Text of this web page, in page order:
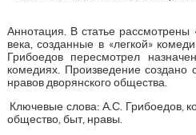
Аннотация. В статье рассмотрены
века, созданные в «легкой»
Грибоедов пересмотрел
комедиях. Произведение
нравов дворянского общества.
Ключевые слова: А.С. Грибоедов,
общество, быт, нравы.